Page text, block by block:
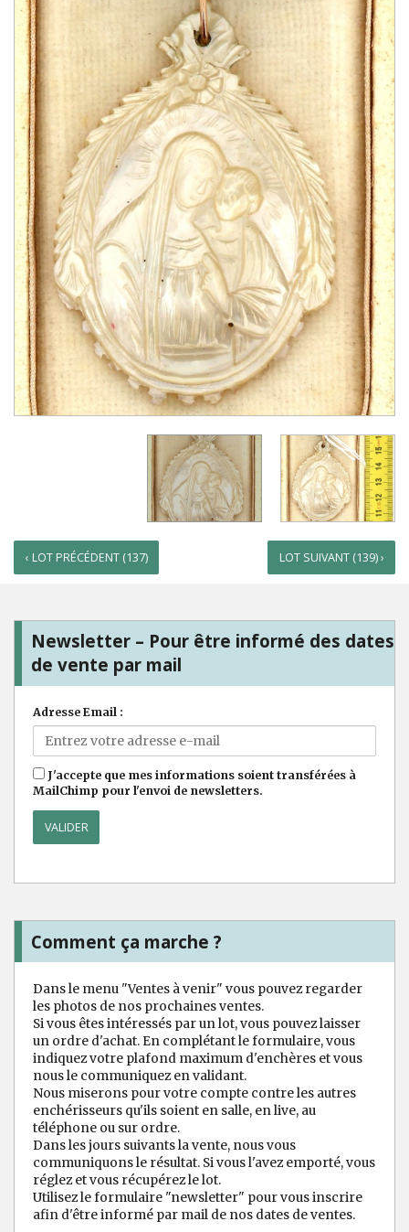
‹ LOT PRÉCÉDENT (137) LOT SUIVANT (139) ›
Newsletter – Pour être informé des dates
de vente par mail
Adresse Email :
J'accepte que mes informations soient transférées à
MailChimp pour l'envoi de newsletters.
Comment ça marche ?
Dans le menu "Ventes à venir" vous pouvez regarder
les photos de nos prochaines ventes.
Si vous êtes intéressés par un lot, vous pouvez laisser
un ordre d'achat. En complétant le formulaire, vous
indiquez votre plafond maximum d'enchères et vous
nous le communiquez en validant.
Nous miserons pour votre compte contre les autres
enchérisseurs qu'ils soient en salle, en live, au
téléphone ou sur ordre.
Dans les jours suivants la vente, nous vous
communiquons le résultat. Si vous l'avez emporté, vous
réglez et vous récupérez le lot.
Utilisez le formulaire "newsletter" pour vous inscrire
afin d'être informé par mail de nos dates de ventes.